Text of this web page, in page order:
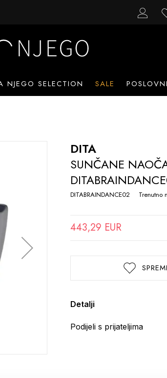
NJEGO SELECTION SALE
DITA
SUNČANE
DITABRAINDANCE02 Trenutno
443,29 EUR
Detalji
Podijeli s prijateljima